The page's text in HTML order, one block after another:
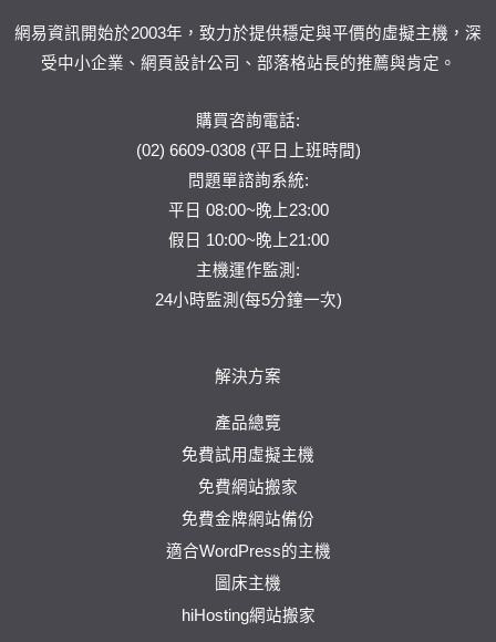
網易資訊開始於2003年，致力於提供穩定與平價的虛擬主機，深
受中小企業、網頁設計公司、部落格站長的推薦與肯定。
購買咨詢電話:
(02) 6609-0308 (平日上班時間)
問題單諮詢系統:
平日 08:00~晚上23:00
假日 10:00~晚上21:00
主機運作監測:
24小時監測(每5分鐘一次)
解決方案
產品總覽
免費試用虛擬主機
免費網站搬家
免費金牌網站備份
適合WordPress的主機
圖床主機
hiHosting網站搬家